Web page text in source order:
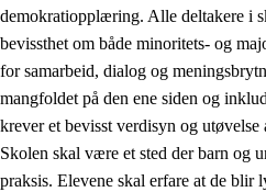
demokratiopplæring. Alle deltakere i
bevissthet om både minoritets- og
for samarbeid, dialog og
mangfoldet på den ene siden og
krever et bevisst verdisyn og
Skolen skal være et sted der barn og
praksis. Elevene skal erfare at de blir